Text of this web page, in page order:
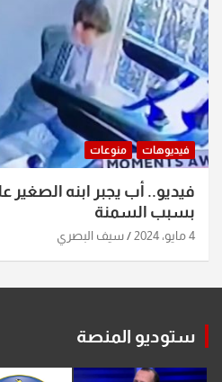
فيديوهات منوعات
فيديو.. أب يجبر ابنه
بسبب السمنة
4 مايو، 2024 سيف البصري
ستوديو المنصة